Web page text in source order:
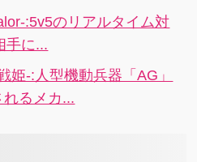
:5v5のリアルタイム対
手に...
姫-:人型機動兵器「AG」
るメカ...